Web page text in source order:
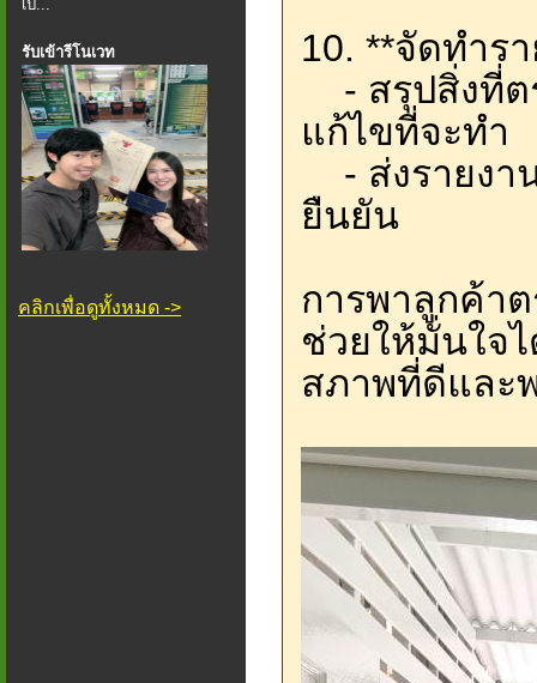
เป็...
รับเข้ารีโนเวท
คลิกเพื่อดูทั้งหมด ->
10. **จัดทำร
- สรุปสิ่งที่ต
แก้ไขที่จะทำ
- ส่งรายงา
ยืนยัน
การพาลูกค้า
ช่วยให้มั่นใจ
สภาพที่ดีและ